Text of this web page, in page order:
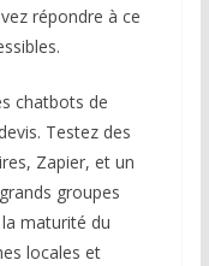
répondre à ce
chatbots de
Testez des
Zapier, et un
groupes
maturité du
locales et